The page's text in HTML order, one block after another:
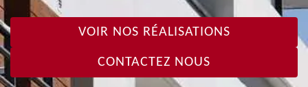
VOIR NOS RÉALISATIONS
CONTACTEZ NOUS